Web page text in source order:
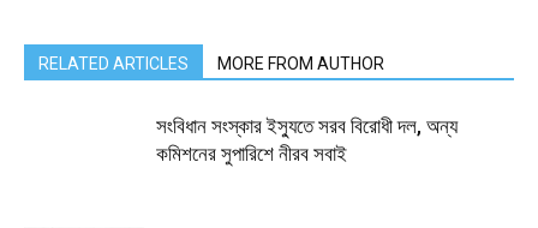
RELATED ARTICLES MORE FROM AUTHOR
সংবিধান সংস্কার ইস্যুতে সরব বিরোধী দল, অন্য
কমিশনের সুপারিশে নীরব সবাই